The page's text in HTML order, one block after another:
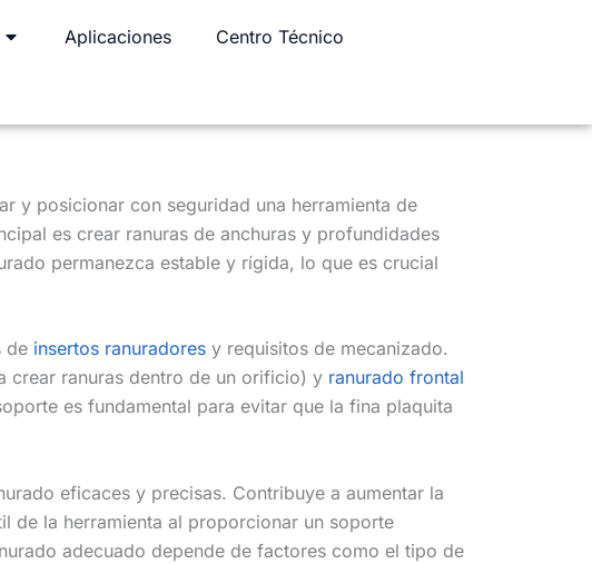
Aplicaciones Centro Técnico
y posicionar con seguridad una herramienta de
es crear ranuras de anchuras y profundidades
permanezca estable y rígida, lo que es crucial
de insertos ranuradores y requisitos de mecanizado.
crear ranuras dentro de un orificio) y ranurado frontal
es fundamental para evitar que la fina plaquita
eficaces y precisas. Contribuye a aumentar la
de la herramienta al proporcionar un soporte
adecuado depende de factores como el tipo de